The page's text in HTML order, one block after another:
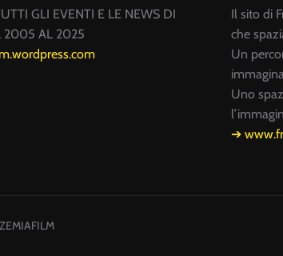
GLI EVENTI E LE NEWS DI
2005 AL 2025
Il sito di
che
Un
Uno
➔